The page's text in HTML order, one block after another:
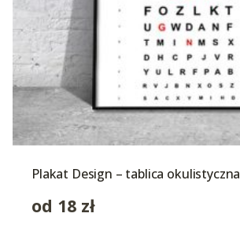
Plakat Design – tablica okulistyczna
od 18 zł